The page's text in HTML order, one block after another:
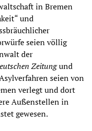
in Bremen
und
seien völlig
der
Zeitungund
seien von
verlegt und dort
Außenstellen in
gewesen.